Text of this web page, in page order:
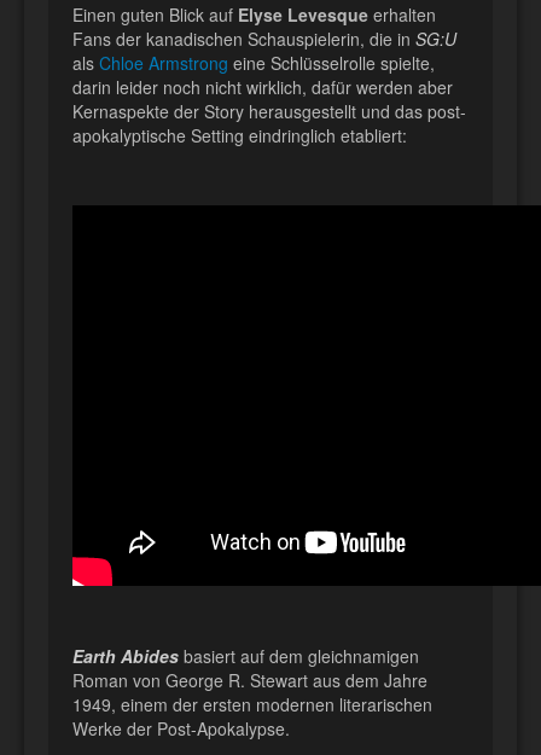
Einen guten Blick auf Elyse Levesque erhalten
Fans der kanadischen Schauspielerin, die in SG:U
als Chloe Armstrong eine Schlüsselrolle spielte,
darin leider noch nicht wirklich, dafür werden aber
Kernaspekte der Story herausgestellt und das post-
apokalyptische Setting eindringlich etabliert:
Earth Abides basiert auf dem gleichnamigen
Roman von George R. Stewart aus dem Jahre
1949, einem der ersten modernen literarischen
Werke der Post-Apokalypse.